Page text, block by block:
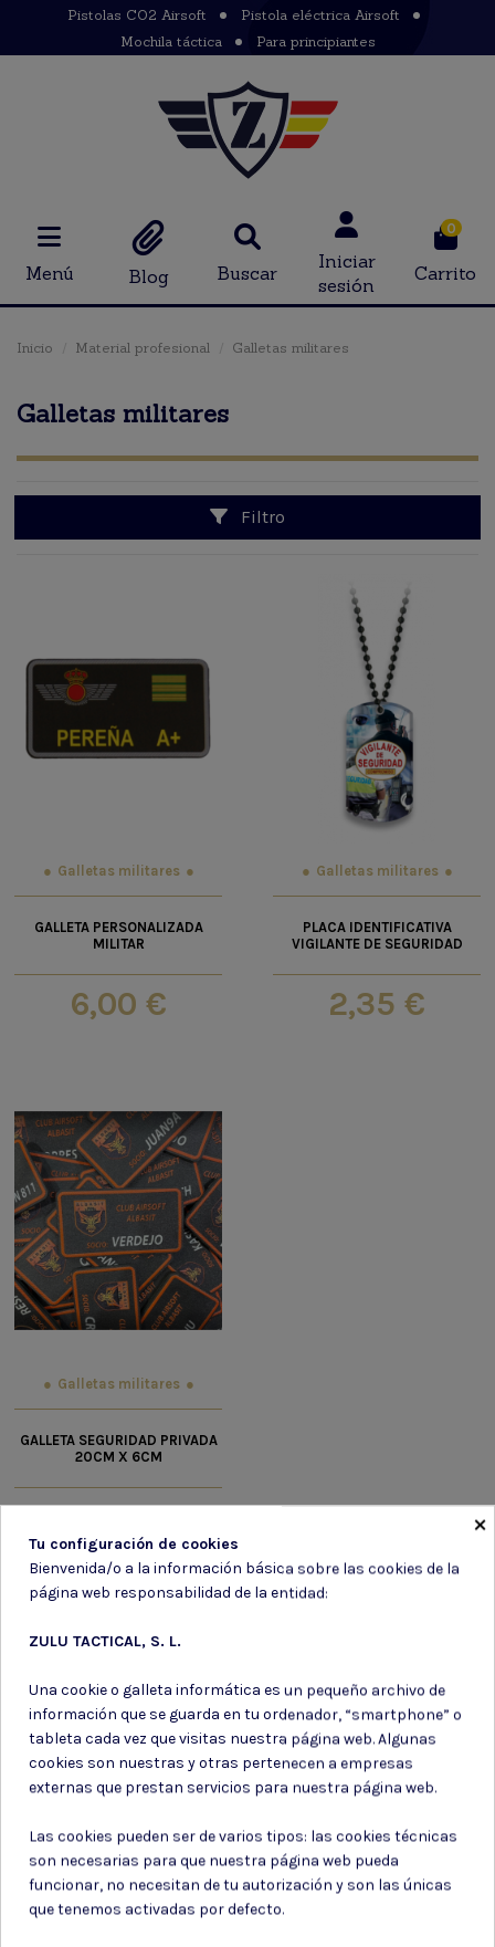
Pistolas CO2 Airsoft
Pistola eléctrica Airsoft
Mochila táctica
Para principiantes
Menú Blog Buscar
Iniciar
sesión
0
Carrito
Inicio Material profesional Galletas militares
Galletas militares
Filtro
Galletas militares
GALLETA PERSONALIZADA
MILITAR
6,00 €
Galletas militares
PLACA IDENTIFICATIVA
VIGILANTE DE SEGURIDAD
2,35 €
Galletas militares
GALLETA SEGURIDAD PRIVADA
20CM X 6CM
12,65 €
Suscríbete a nuestro boletín
Puede darse de baja en cualquier momento. Para ello, consulte nuestra
información de contacto en el aviso legal.
Política de privacidad
Consiento el uso de mis datos personales para recibir publicidad
de su entidad.
×
Tu configuración de cookies
Bienvenida/o a la información básica sobre las cookies de la
página web responsabilidad de la entidad:
ZULU TACTICAL, S. L.
Una cookie o galleta informática es un pequeño archivo de
información que se guarda en tu ordenador, “smartphone” o
tableta cada vez que visitas nuestra página web. Algunas
cookies son nuestras y otras pertenecen a empresas
externas que prestan servicios para nuestra página web.
Las cookies pueden ser de varios tipos: las cookies técnicas
son necesarias para que nuestra página web pueda
funcionar, no necesitan de tu autorización y son las únicas
que tenemos activadas por defecto.